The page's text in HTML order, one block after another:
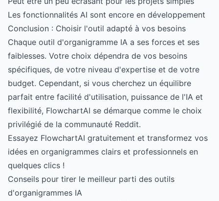
Les fonctionnalités AI sont encore en développement
Conclusion : Choisir l'outil adapté à vos besoins
Chaque outil d'organigramme IA a ses forces et ses
faiblesses. Votre choix dépendra de vos besoins
spécifiques, de votre niveau d'expertise et de votre
budget. Cependant, si vous cherchez un équilibre
parfait entre facilité d'utilisation, puissance de l'IA et
flexibilité, FlowchartAI se démarque comme le choix
privilégié de la communauté Reddit.
Essayez FlowchartAI gratuitement et transformez vos
idées en organigrammes clairs et professionnels en
quelques clics !
Conseils pour tirer le meilleur parti des outils
d'organigrammes IA